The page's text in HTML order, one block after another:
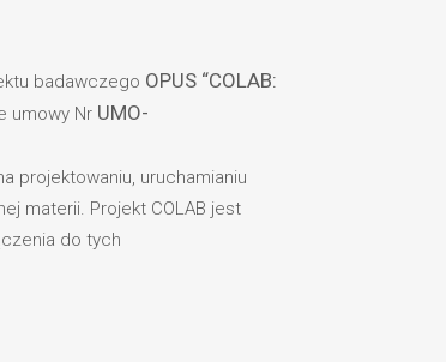
badawczego OPUS “COLAB:
umowy Nr UMO-
projektowaniu, uruchamianiu
materii. Projekt COLAB jest
do tych